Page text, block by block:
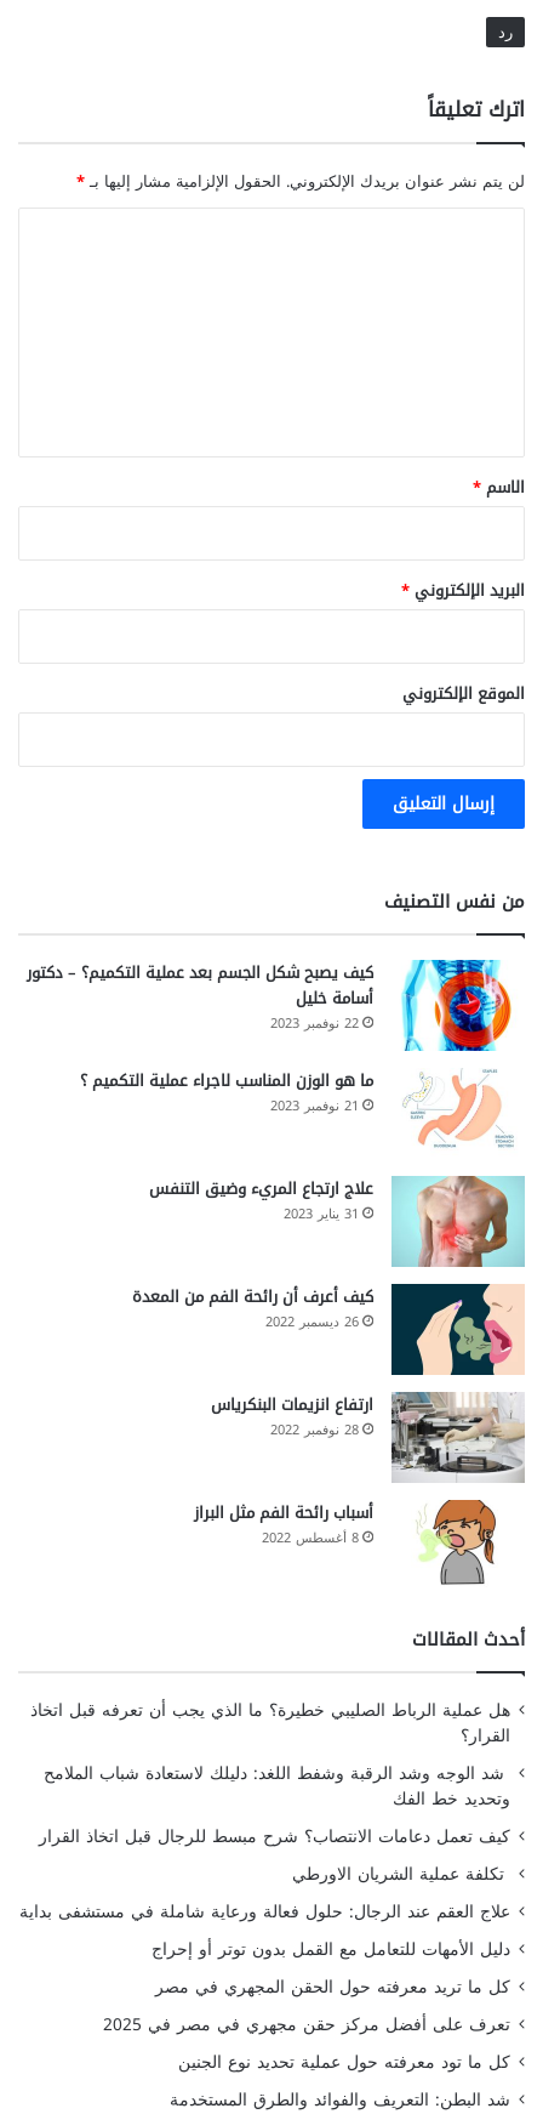
رد
اترك تعليقاً
لن يتم نشر عنوان بريدك الإلكتروني. الحقول الإلزامية مشار إليها بـ*
*
الاسم*
البريد الإلكتروني*
الموقع الإلكتروني
من نفس التصنيف
كيف يصبح شكل الجسم بعد عملية التكميم؟ – دكتور
أسامة خليل
22 نوفمبر 2023
ما هو الوزن المناسب لاجراء عملية التكميم ؟
21 نوفمبر 2023
علاج ارتجاع المريء وضيق التنفس
31 يناير 2023
كيف أعرف أن رائحة الفم من المعدة
26 ديسمبر 2022
ارتفاع انزيمات البنكرياس
28 نوفمبر 2022
أسباب رائحة الفم مثل البراز
8 أغسطس 2022
أحدث المقالات
هل عملية الرباط الصليبي خطيرة؟ ما الذي يجب أن تعرفه قبل اتخاذ
القرار؟
شد الوجه وشد الرقبة وشفط اللغد: دليلك لاستعادة شباب الملامح
وتحديد خط الفك
كيف تعمل دعامات الانتصاب؟ شرح مبسط للرجال قبل اتخاذ القرار
تكلفة عملية الشريان الاورطي
علاج العقم عند الرجال: حلول فعالة ورعاية شاملة في مستشفى بداية
دليل الأمهات للتعامل مع القمل بدون توتر أو إحراج
كل ما تريد معرفته حول الحقن المجهري في مصر
تعرف على أفضل مركز حقن مجهري في مصر في 2025
كل ما تود معرفته حول عملية تحديد نوع الجنين
شد البطن: التعريف والفوائد والطرق المستخدمة